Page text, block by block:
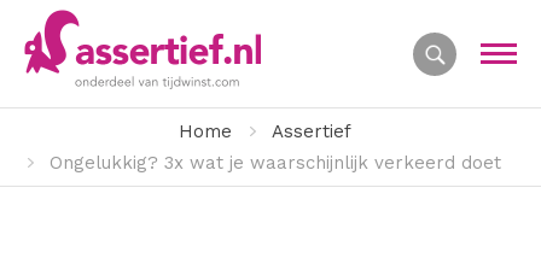
Home
Assertief
Ongelukkig? 3x wat je waarschijnlijk verkeerd doet